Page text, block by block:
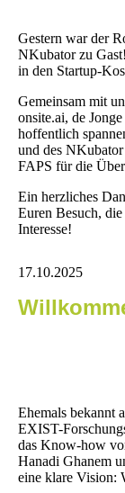
Gestern war der
NKubator zu
in den Startup-
Gemeinsam mit
onsite.ai, de
hoffentlich
und des
FAPS für die
Ein herzliches
Euren Besuch,
Interesse!
17.10.2025
Ehemals bekannt
EXIST-
das Know-how
Hanadi Ghanem
eine klare Vision: